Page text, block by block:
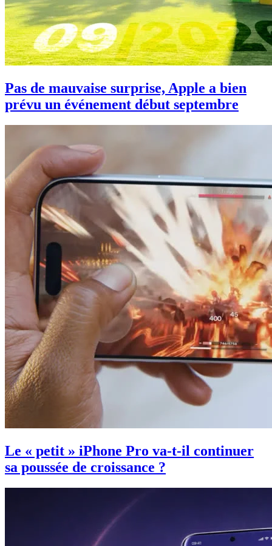
Pas de mauvaise surprise, Apple a bien
prévu un événement début septembre
Le « petit » iPhone Pro va-t-il continuer
sa poussée de croissance ?